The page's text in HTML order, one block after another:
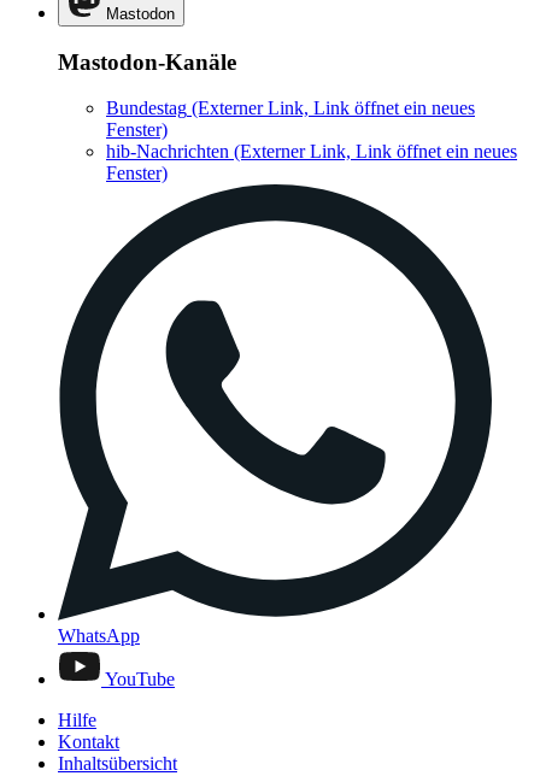
Mastodon
Mastodon-Kanäle
Bundestag (Externer Link, Link öffnet ein neues
Fenster)
hib-Nachrichten (Externer Link, Link öffnet ein neues
Fenster)
WhatsApp
YouTube
Hilfe
Kontakt
Inhaltsübersicht